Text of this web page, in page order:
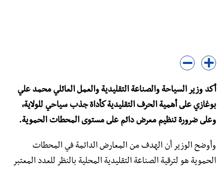
أكد وزير السياحة والصناعة التقليدية والعمل العائلي محمد علي
بوغازي على أهمية الحرف التقليدية كأداة جذب سياحي للولاية،
وعلى ضرورة تنظيم معرض دائم على مستوى المحطات الحموية.
وأوضح الوزير أن الهدف من المعارض الدائمة في المحطات
الحموية هو لترقية الصناعة التقليدية المحلية بالنظر للعدد المعتبر